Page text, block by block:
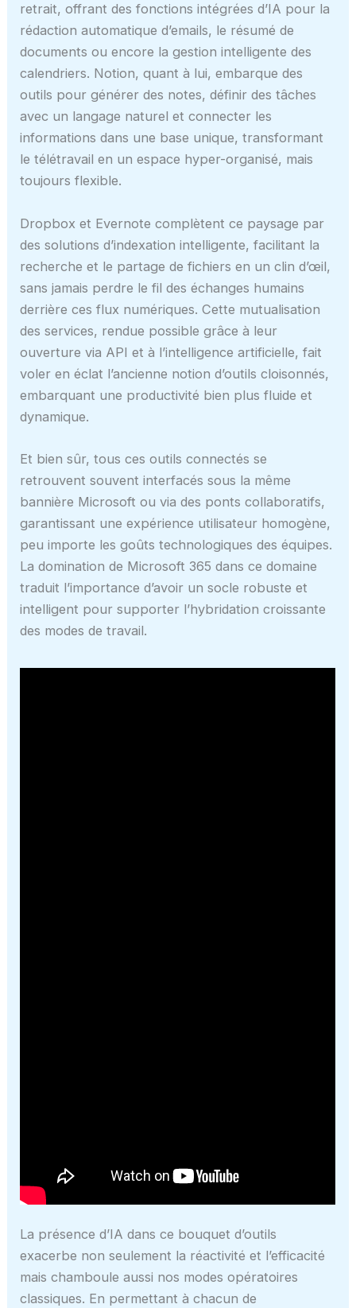
retrait, offrant des fonctions intégrées d’IA pour la
rédaction automatique d’emails, le résumé de
documents ou encore la gestion intelligente des
calendriers. Notion, quant à lui, embarque des
outils pour générer des notes, définir des tâches
avec un langage naturel et connecter les
informations dans une base unique, transformant
le télétravail en un espace hyper-organisé, mais
toujours flexible.
Dropbox et Evernote complètent ce paysage par
des solutions d’indexation intelligente, facilitant la
recherche et le partage de fichiers en un clin d’œil,
sans jamais perdre le fil des échanges humains
derrière ces flux numériques. Cette mutualisation
des services, rendue possible grâce à leur
ouverture via API et à l’intelligence artificielle, fait
voler en éclat l’ancienne notion d’outils cloisonnés,
embarquant une productivité bien plus fluide et
dynamique.
Et bien sûr, tous ces outils connectés se
retrouvent souvent interfacés sous la même
bannière Microsoft ou via des ponts collaboratifs,
garantissant une expérience utilisateur homogène,
peu importe les goûts technologiques des équipes.
La domination de Microsoft 365 dans ce domaine
traduit l’importance d’avoir un socle robuste et
intelligent pour supporter l’hybridation croissante
des modes de travail.
La présence d’IA dans ce bouquet d’outils
exacerbe non seulement la réactivité et l’efficacité
mais chamboule aussi nos modes opératoires
classiques. En permettant à chacun de